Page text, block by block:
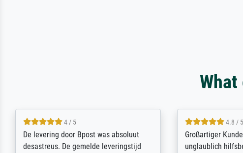
Sehr gute Qualität des Leinwanddrucks
und des Rahmens! Unser Bild wurde
Für ein
Feldpost